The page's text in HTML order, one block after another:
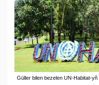
Güller bilen bezelen UN-Habitat-